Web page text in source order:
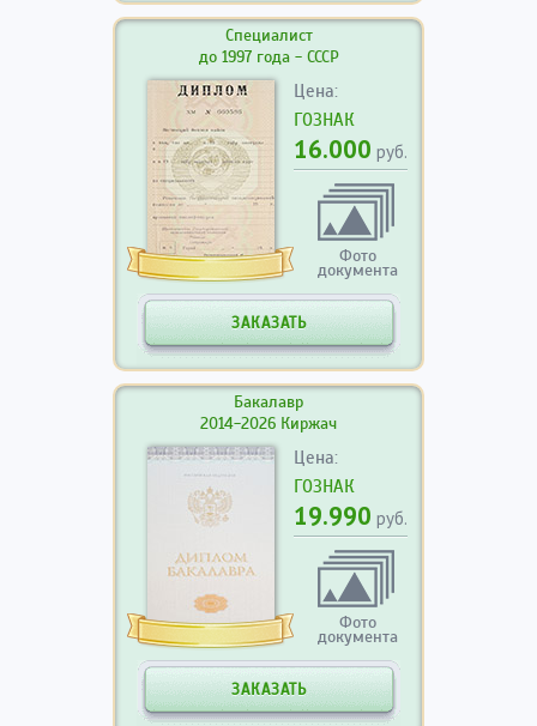
Специалист
до 1997 года - СССР
Цена:
ГОЗНАК
16.000 руб.
Фото
документа
ЗАКАЗАТЬ
Бакалавр
2014-2026 Киржач
Цена:
ГОЗНАК
19.990 руб.
Фото
документа
ЗАКАЗАТЬ